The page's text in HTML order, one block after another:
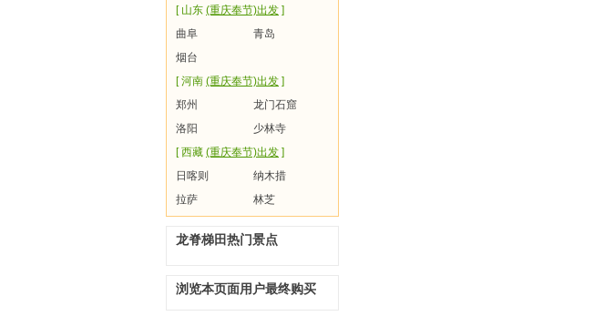
[ 山东 (重庆奉节)出发 ]
曲阜
青岛
烟台
[ 河南 (重庆奉节)出发 ]
郑州
龙门石窟
洛阳
少林寺
[ 西藏 (重庆奉节)出发 ]
日喀则
纳木措
拉萨
林芝
龙脊梯田热门景点
浏览本页面用户最终购买